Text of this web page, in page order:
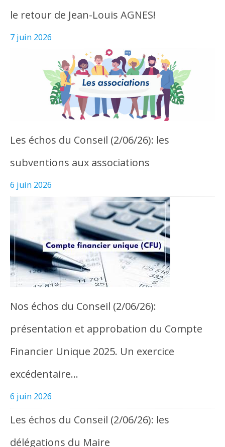
le retour de Jean-Louis AGNES!
7 juin 2026
Les échos du Conseil (2/06/26): les
subventions aux associations
6 juin 2026
Nos échos du Conseil (2/06/26):
présentation et approbation du Compte
Financier Unique 2025. Un exercice
excédentaire…
6 juin 2026
Les échos du Conseil (2/06/26): les
délégations du Maire